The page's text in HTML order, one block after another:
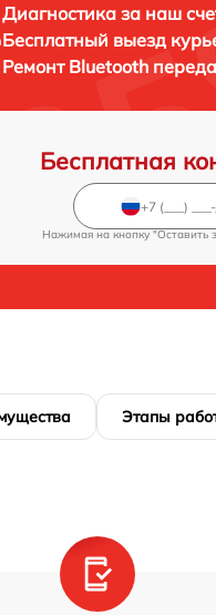
Диагностика за наш
Бесплатный выезд
Ремонт Bluetooth
Бесплатная
Нажимая на кнопку "Оставить
Этапы